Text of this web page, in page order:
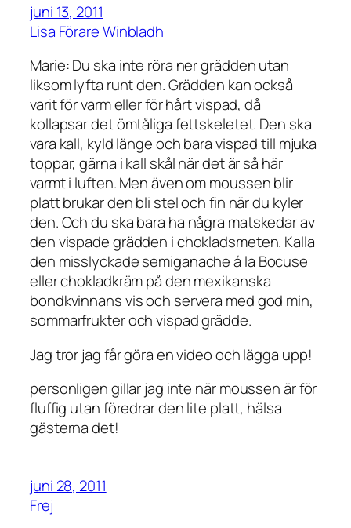
juni 13, 2011
Lisa Förare Winbladh
Marie: Du ska inte röra ner grädden utan
liksom lyfta runt den. Grädden kan också
varit för varm eller för hårt vispad, då
kollapsar det ömtåliga fettskeletet. Den ska
vara kall, kyld länge och bara vispad till mjuka
toppar, gärna i kall skål när det är så här
varmt i luften. Men även om moussen blir
platt brukar den bli stel och fin när du kyler
den. Och du ska bara ha några matskedar av
den vispade grädden i chokladsmeten. Kalla
den misslyckade semiganache á la Bocuse
eller chokladkräm på den mexikanska
bondkvinnans vis och servera med god min,
sommarfrukter och vispad grädde.
Jag tror jag får göra en video och lägga upp!
personligen gillar jag inte när moussen är för
fluffig utan föredrar den lite platt, hälsa
gästerna det!
juni 28, 2011
Frej